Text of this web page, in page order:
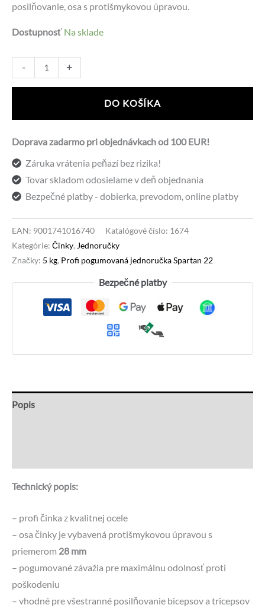
bola:
je:
posilňovanie, osa s protišmykovou úpravou.
Dostupnosť Na sklade
-
množstvo
Profi
22,5
kg
+
DO KOŠÍKA
Doprava zadarmo pri objednávkach od 100 EUR!
Záruka vrátenia peňazí bez rizika!
Tovar skladom odosielame v deň objednania
Bezpečné platby - dobierka, prevodom, online platby
EAN: 9001741016740 Katalógové číslo: 1674
Kategórie: Činky, Jednoručky
Značky: 5 kg, Profi pogumovaná jednoručka Spartan 22
Bezpečné platby
Popis
Technický popis:
– profi činka z kvalitnej ocele
– osa činky je vybavená protišmykovou úpravou s
priemerom 28 mm
– pogumované závažia pre maximálnu odolnosť proti
poškodeniu
– vhodné pre všestranné posilňovanie bicepsov a tricepsov